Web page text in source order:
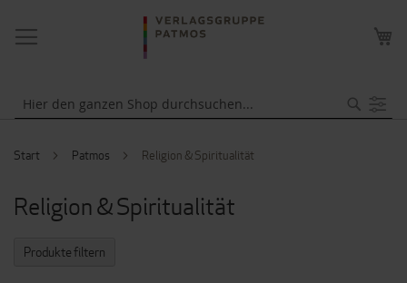
NAVIGATION
UMSCHALTEN
Start Patmos Religion & Spiritualität
Religion & Spiritualität
Produkte filtern